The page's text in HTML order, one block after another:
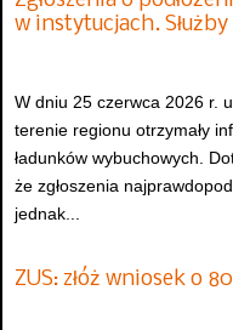
w instytucjach. Służby
W dniu 25 czerwca 2026 r.
terenie regionu otrzymały
ładunków wybuchowych.
że zgłoszenia
jednak...
ZUS: złóż wniosek o